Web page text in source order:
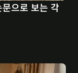
으로 보는 각